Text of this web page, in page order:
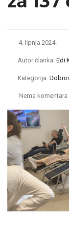
4. lipnja 2024.
Autor članka: Edi
Kategorija:
Nema komentara